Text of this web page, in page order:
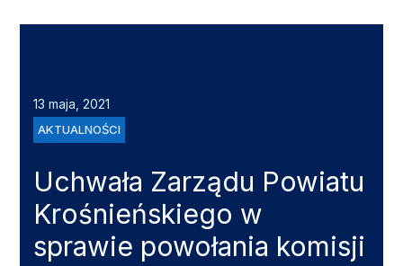
13 maja, 2021
AKTUALNOŚCI
Uchwała Zarządu Powiatu
Krośnieńskiego w
sprawie powołania komisji